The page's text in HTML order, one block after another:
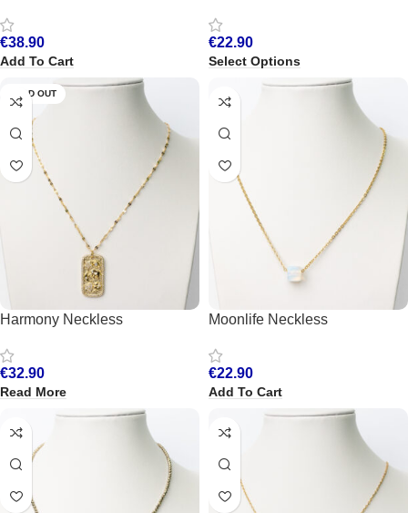
€38.90
Add To Cart
€22.90
Select Options
SOLD OUT
Harmony Neckless
€32.90
Read More
Moonlife Neckless
€22.90
Add To Cart